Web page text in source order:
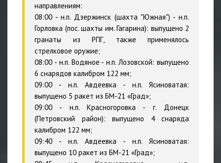
направлениям:
08:00 - н.п. Дзержинск (шахта "Южная") - н.п.
Горловка (пос. шахты им. Гагарина): выпущено 2
гранаты из РПГ, также применялось
стрелковое оружие;
08:00 - н.п. Водяное - н.п. Лозовской: выпущено
6 снарядов калибром 122 мм;
09:00 - н.п. Авдеевка - н.п. Ясиноватая:
выпущено 5 ракет из БМ-21 «Град»;
09:00 - н.п. Красногоровка - г. Донецк
(Петровский район): выпущено 4 снаряда
калибром 122 мм;
09:40 - н.п. Авдеевка - н.п. Ясиноватая:
выпущено 10 ракет из БМ-21 «Град»;